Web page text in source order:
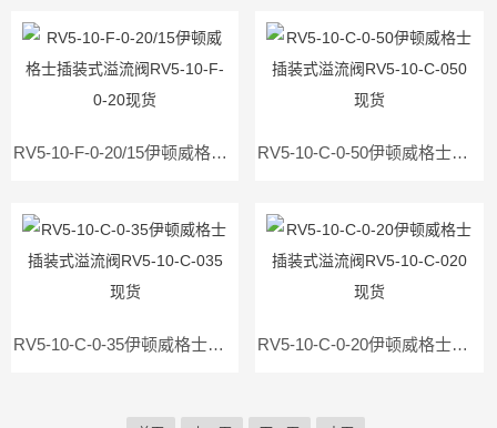
RV5-10-F-0-20/15伊顿威格士插装式溢流阀RV5-10-F-0-20现货 RV5-10-C-0-50伊顿威格士插装式溢流阀RV5-10-C-050现货
RV5-10-C-0-35伊顿威格士插装式溢流阀RV5-10-C-035现货 RV5-10-C-0-20伊顿威格士插装式溢流阀RV5-10-C-020现货